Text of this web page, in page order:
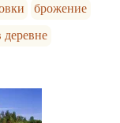
брожение
деревне